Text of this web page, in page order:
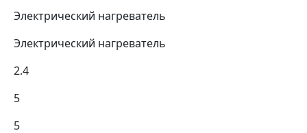
Электрический нагреватель
Электрический нагреватель
2.4
5
5